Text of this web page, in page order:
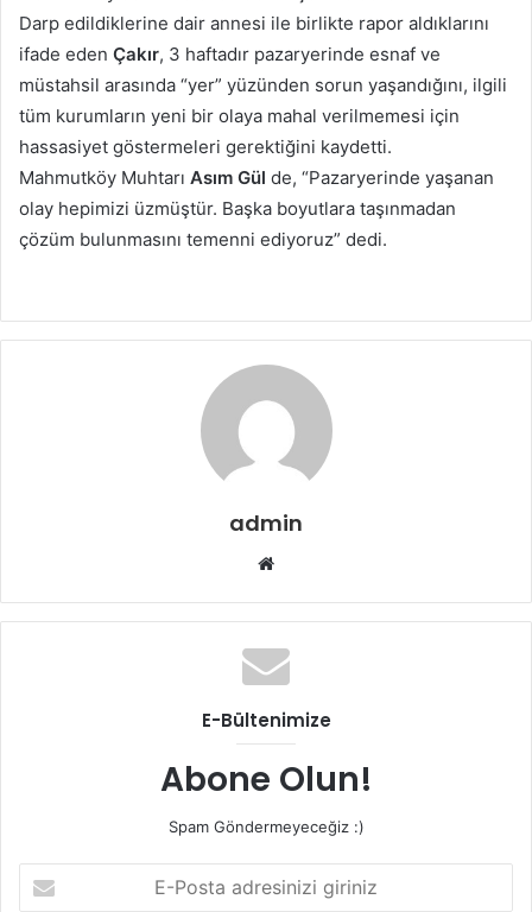
Darp edildiklerine dair annesi ile birlikte rapor aldıklarını
ifade eden Çakır, 3 haftadır pazaryerinde esnaf ve
müstahsil arasında “yer” yüzünden sorun yaşandığını, ilgili
tüm kurumların yeni bir olaya mahal verilmemesi için
hassasiyet göstermeleri gerektiğini kaydetti.
Mahmutköy Muhtarı Asım Gül de, “Pazaryerinde yaşanan
olay hepimizi üzmüştür. Başka boyutlara taşınmadan
çözüm bulunmasını temenni ediyoruz” dedi.
admin
Web
E-Bültenimize
Abone Olun!
Spam Göndermeyeceğiz :)
Posta